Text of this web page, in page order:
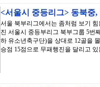
<서울시 중등리그> 동북
서울 북부리그에서는 좀처럼 보기
진 서울시 중등부리그 북부그룹 5번
하 유소년축구단)을 상대로 12골을
승점 15점으로 무패행진을 달리고